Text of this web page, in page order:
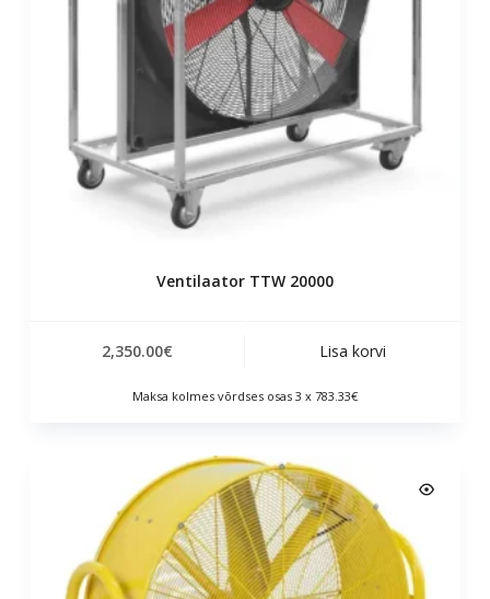
Ventilaator TTW 20000
2,350.00€ Lisa korvi
Maksa kolmes võrdses osas 3 x 783.33€